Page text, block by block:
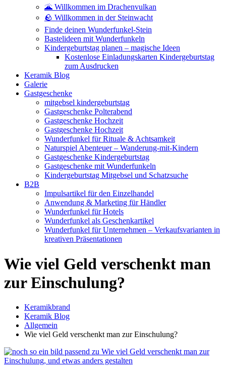
🌋 Willkommen im Drachenvulkan
🪨 Willkommen in der Steinwacht
Finde deinen Wunderfunkel-Stein
Bastelideen mit Wunderfunkeln
Kindergeburtstag planen – magische Ideen
Kostenlose Einladungskarten Kindergeburtstag
zum Ausdrucken
Keramik Blog
Galerie
Gastgeschenke
mitgebsel kindergeburtstag
Gastgeschenke Polterabend
Gastgeschenke Hochzeit
Gastgeschenke Hochzeit
Wunderfunkel für Rituale & Achtsamkeit
Naturspiel Abenteuer – Wanderung-mit-Kindern
Gastgeschenke Kindergeburtstag
Gastgeschenke mit Wunderfunkeln
Kindergeburtstag Mitgebsel und Schatzsuche
B2B
Impulsartikel für den Einzelhandel
Anwendung & Marketing für Händler
Wunderfunkel für Hotels
Wunderfunkel als Geschenkartikel
Wunderfunkel für Unternehmen – Verkaufsvarianten in
kreativen Präsentationen
Wie viel Geld verschenkt man
zur Einschulung?
Keramikbrand
Keramik Blog
Allgemein
Wie viel Geld verschenkt man zur Einschulung?